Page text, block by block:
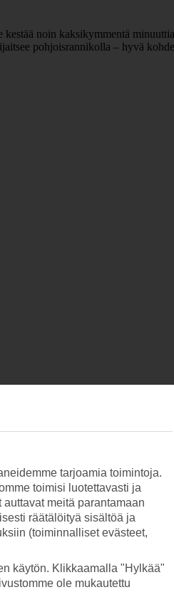
noin kaksikymmentä
pohjoisrannikolla – hyvä
tarjoamia toimintoja.
toimisi luotettavasti ja
meitä parantamaan
räätälöityä sisältöä ja
(toiminnalliset evästeet,
käytön. Klikkaamalla "Hylkää"
ole mukautettu